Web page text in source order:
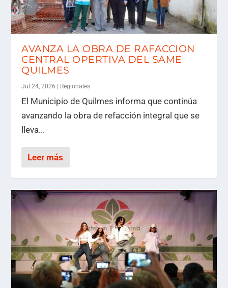
AVANZA LA OBRA DE RAFACCION
CENTRAL OPERTIVA DEL SAME
QUILMES
Jul 24, 2026 | Regionales
El Municipio de Quilmes informa que continúa
avanzando la obra de refacción integral que se
lleva...
Leer más